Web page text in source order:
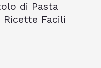
di Pasta
Ricette Facili